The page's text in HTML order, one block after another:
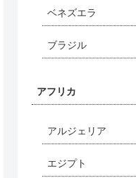
ベネズエラ
ブラジル
アフリカ
アルジェリア
エジプト